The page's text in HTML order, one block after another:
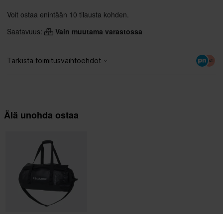
Voit ostaa enintään 10 tilausta kohden.
Saatavuus:
Vain muutama varastossa
Älä unohda ostaa